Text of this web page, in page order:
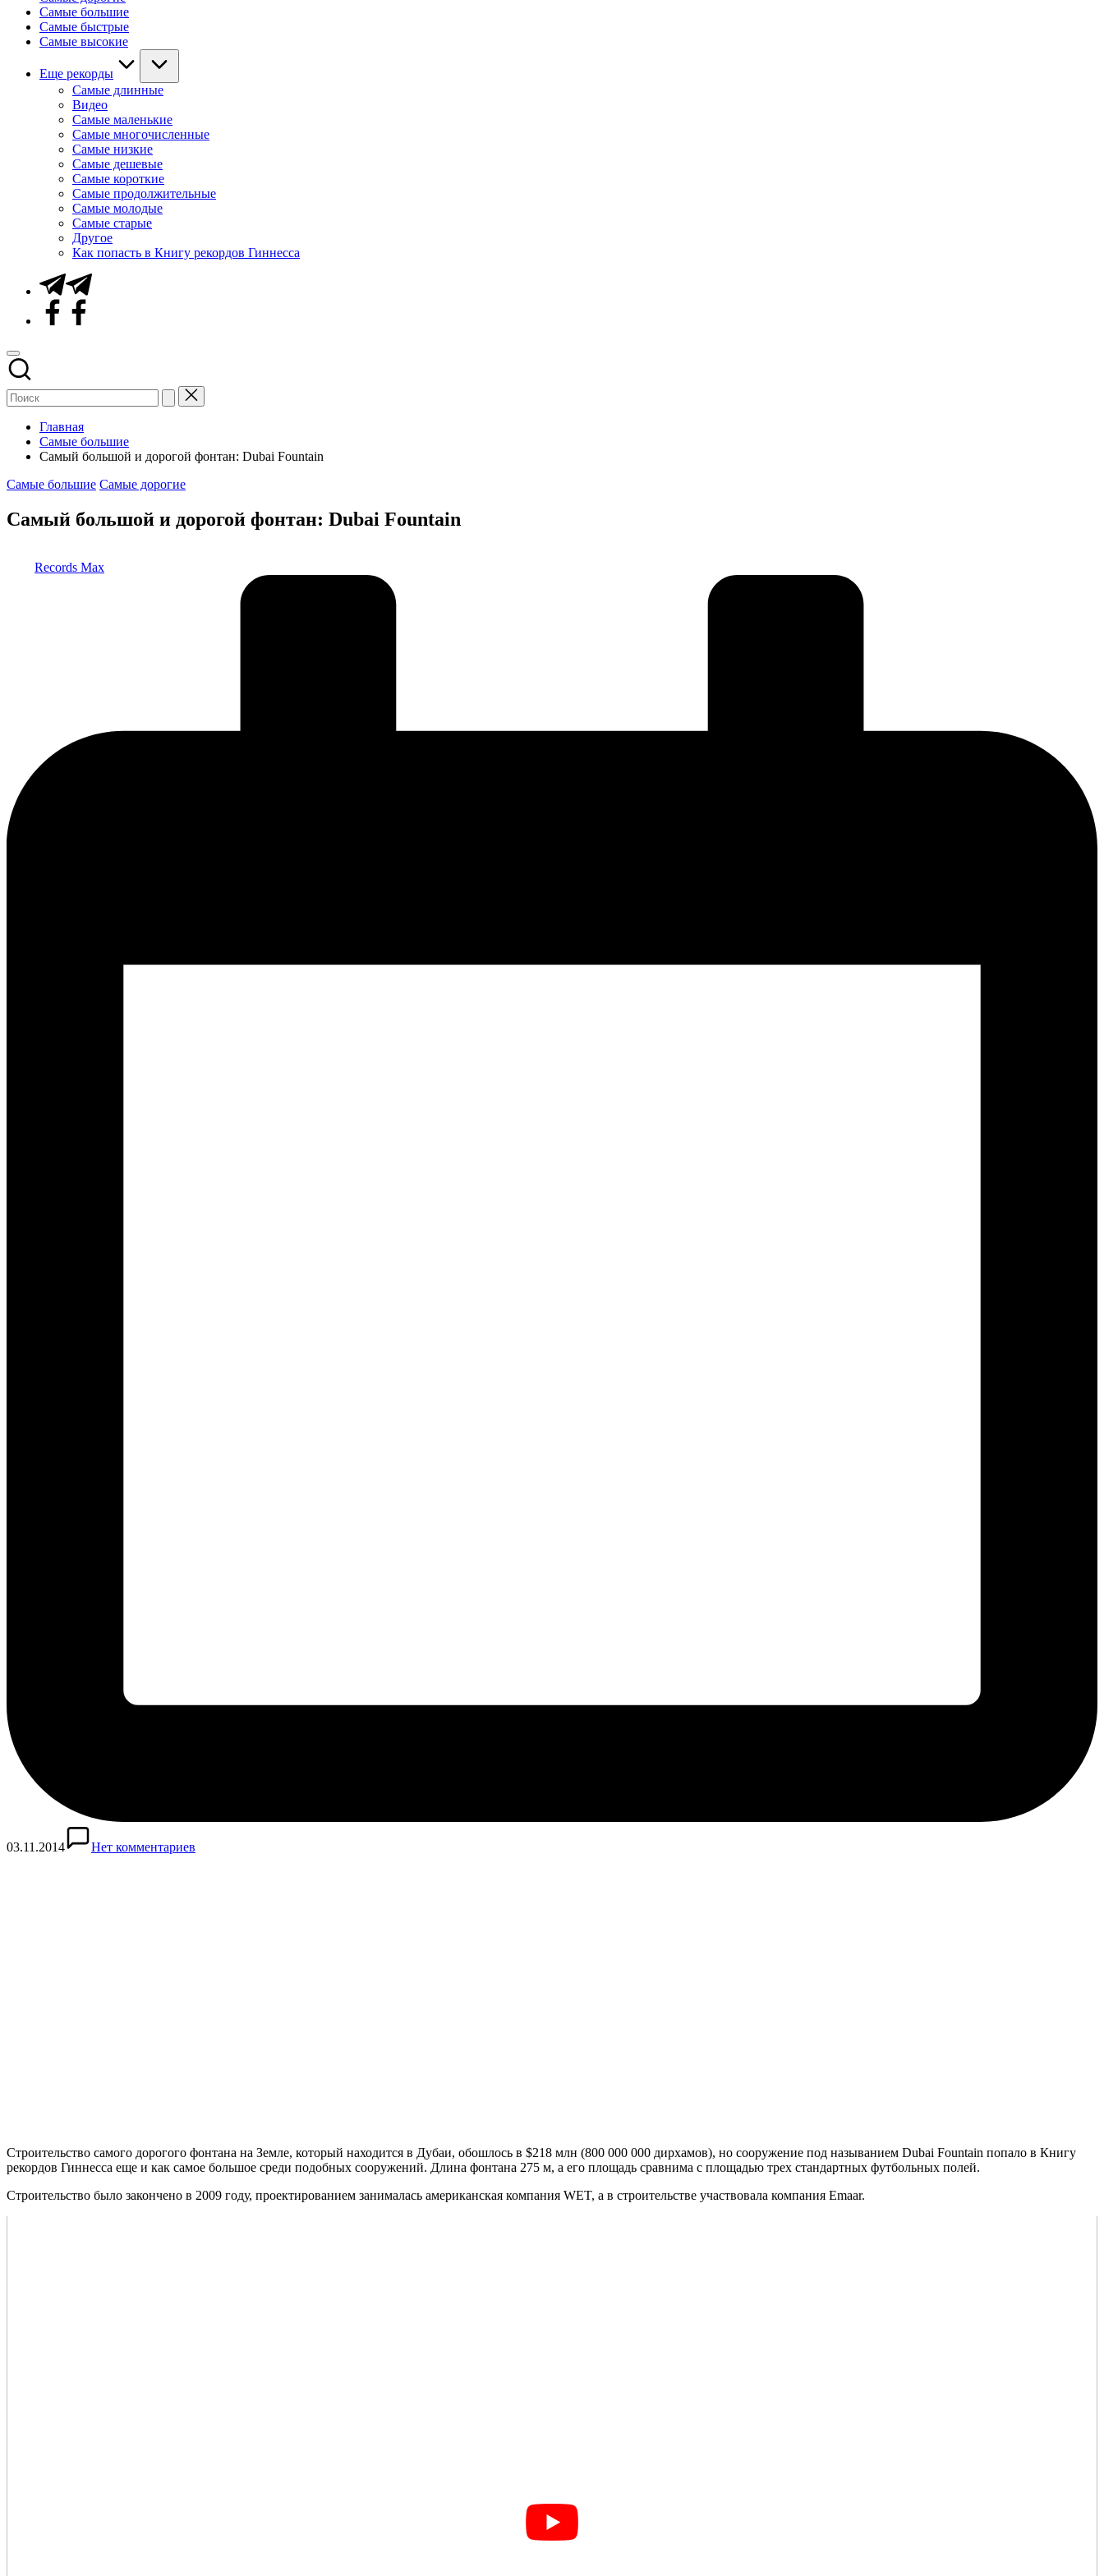
Самые большие
Самые быстрые
Самые высокие
Еще рекорды
Самые длинные
Видео
Самые маленькие
Самые многочисленные
Самые низкие
Самые дешевые
Самые короткие
Самые продолжительные
Самые молодые
Самые старые
Другое
Как попасть в Книгу рекордов Гиннесса
Telegram
Facebook
Главная
Самые большие
Самый большой и дорогой фонтан: Dubai Fountain
Опубликовано
Самые большие Самые дорогие
Самый большой и дорогой фонтан: Dubai Fountain
Records Max
03.11.2014 Нет комментариев
Строительство самого дорогого фонтана на Земле, который находится в Дубаи, обошлось в $218 млн (800 000 000 дирхамов), но сооружение под называнием Dubai Fountain попало в Книгу
рекордов Гиннесса еще и как самое большое среди подобных сооружений. Длина фонтана 275 м, а его площадь сравнима с площадью трех стандартных футбольных полей.
Строительство было закончено в 2009 году, проектированием занималась американская компания WET, а в строительстве участвовала компания Emaar.